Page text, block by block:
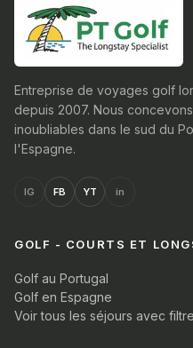
Entreprise de voyages golf
depuis 2007. Nous
inoubliables dans le sud du
l'Espagne.
IG FB YT in
GOLF - COURTS ET
Golf au Portugal
Golf en Espagne
Voir tous les séjours avec